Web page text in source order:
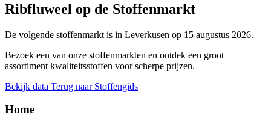
Ribfluweel op de Stoffenmarkt
De volgende stoffenmarkt is in Leverkusen op 15 augustus 2026.
Bezoek een van onze stoffenmarkten en ontdek een groot
assortiment kwaliteitsstoffen voor scherpe prijzen.
Bekijk data Terug naar Stoffengids
Home